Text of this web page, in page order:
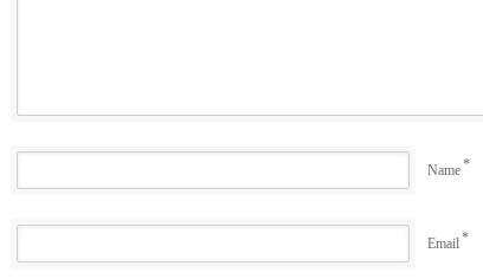
Name*
Email*